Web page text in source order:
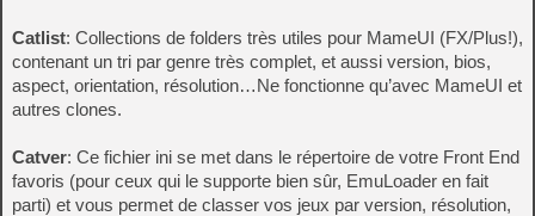
Catlist: Collections de folders très utiles pour MameUI (FX/Plus!),
contenant un tri par genre très complet, et aussi version, bios,
aspect, orientation, résolution…Ne fonctionne qu’avec MameUI et
autres clones.
Catver: Ce fichier ini se met dans le répertoire de votre Front End
favoris (pour ceux qui le supporte bien sûr, EmuLoader en fait
parti) et vous permet de classer vos jeux par version, résolution,